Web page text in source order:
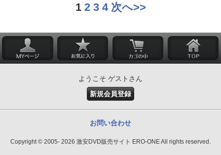
1 2 3 4 次へ>>
ようこそ ゲストさん
新規会員登録
お問い合わせ
Copyright © 2005- 2026 激安DVD販売サイト ERO-ONE All rights reserved.